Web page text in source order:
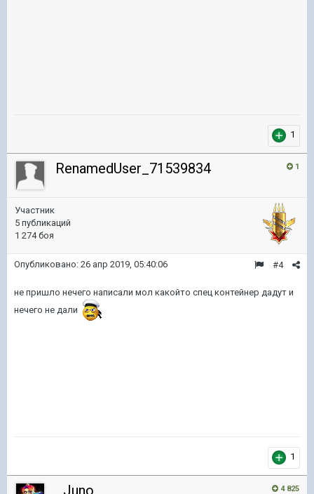
1
1
RenamedUser_71539834
Участник
5 публикаций
1 274 боя
#4
Опубликовано: 26 апр 2019, 05:40:06
не пришло нечего написали мол какойто спец контейнер дадут и
нечего не дали
1
4 825
_Juno